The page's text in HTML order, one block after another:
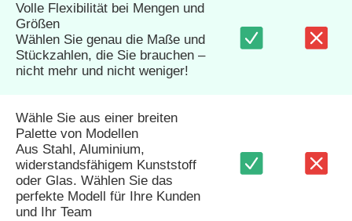
Volle Flexibilität bei Mengen und
Größen
Wählen Sie genau die Maße und
Stückzahlen, die Sie brauchen –
nicht mehr und nicht weniger!
Wähle Sie aus einer breiten
Palette von Modellen
Aus Stahl, Aluminium,
widerstandsfähigem Kunststoff
oder Glas. Wählen Sie das
perfekte Modell für Ihre Kunden
und Ihr Team